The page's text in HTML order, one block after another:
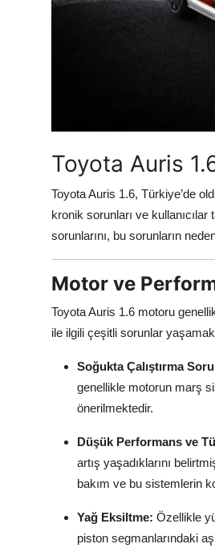
Dizel Sistemler
Multimedya & Elektronik
Toyota Auris
Toyota Auris 1.6, Türkiye’de
kronik sorunları ve kullanıcılar
sorunlarını, bu sorunların
Motor ve
Toyota Auris 1.6 motoru
ile ilgili çeşitli sorunlar
Soğukta Çalıştırma
genellikle motorun marş
önerilmektedir.
Düşük Performans ve
artış yaşadıklarını
bakım ve bu sistemlerin
Yağ Eksiltme: Özellikle
piston segmanlarındaki